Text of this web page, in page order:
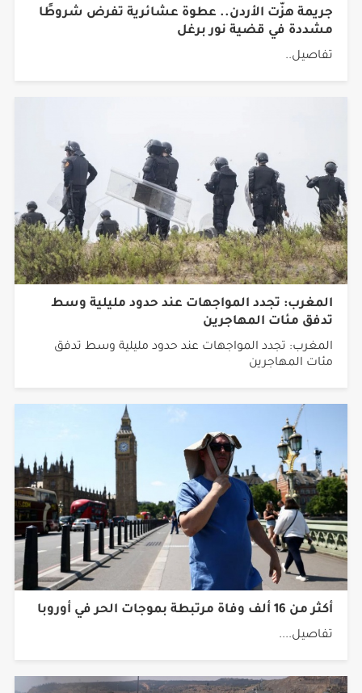
جريمة هزّت الأردن.. عطوة عشائرية تفرض شروطًا
مشددة في قضية نور برغل
تفاصيل..
المغرب: تجدد المواجهات عند حدود مليلية وسط
تدفق مئات المهاجرين
المغرب: تجدد المواجهات عند حدود مليلية وسط تدفق
مئات المهاجرين
أكثر من 16 ألف وفاة مرتبطة بموجات الحر في أوروبا
تفاصيل....